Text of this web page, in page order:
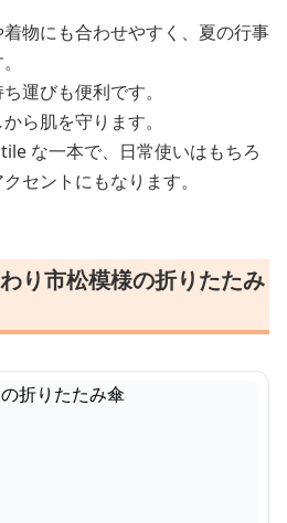
物にも合わせやすく、夏の行事
運びも便利です。
ら肌を守ります。
な一本で、日常使いはもちろ
セントにもなります。
り市松模様の折りたたみ